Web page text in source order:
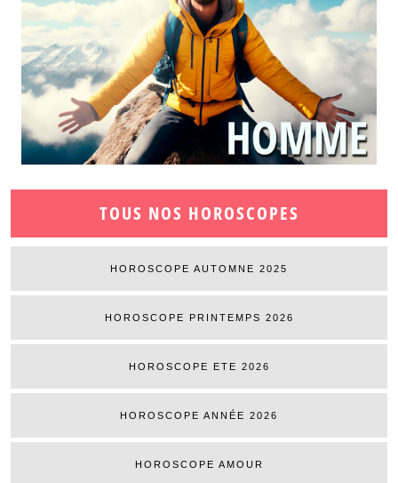
TOUS NOS HOROSCOPES
HOROSCOPE AUTOMNE 2025
HOROSCOPE PRINTEMPS 2026
HOROSCOPE ETE 2026
HOROSCOPE ANNÉE 2026
HOROSCOPE AMOUR